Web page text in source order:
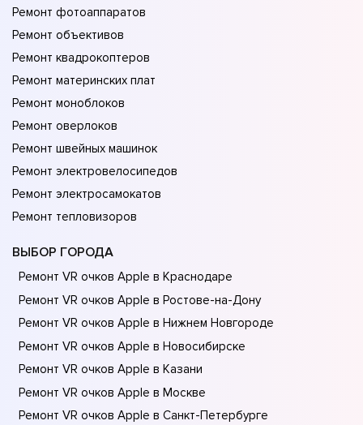
Ремонт фотоаппаратов
Ремонт объективов
Ремонт квадрокоптеров
Ремонт материнских плат
Ремонт моноблоков
Ремонт оверлоков
Ремонт швейных машинок
Ремонт электровелосипедов
Ремонт электросамокатов
Ремонт тепловизоров
ВЫБОР ГОРОДА
Ремонт VR очков Apple в Краснодаре
Ремонт VR очков Apple в Ростове-на-Донy
Ремонт VR очков Apple в Нижнем Новгороде
Ремонт VR очков Apple в Новосибирске
Ремонт VR очков Apple в Казани
Ремонт VR очков Apple в Москве
Ремонт VR очков Apple в Санкт-Петербурге